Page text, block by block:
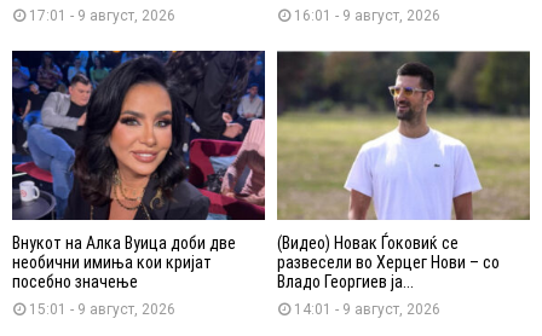
17:01 - 9 август, 2026 16:01 - 9 август, 2026
Внукот на Алка Вуица доби две
необични имиња кои кријат
посебно значење
15:01 - 9 август, 2026
(Видео) Новак Ѓоковиќ се
развесели во Херцег Нови – со
Владо Георгиев ја...
14:01 - 9 август, 2026